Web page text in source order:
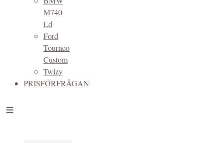
M740
Ld
Ford
Tourneo
Custom
Twizy
PRISFÖRFRÅGAN